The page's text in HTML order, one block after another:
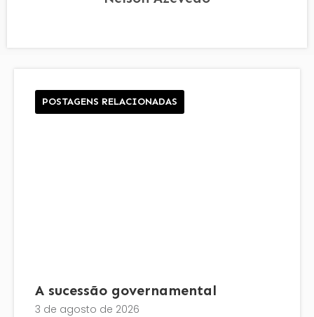
POSTAGENS RELACIONADAS
A sucessão governamental
3 de agosto de 2026